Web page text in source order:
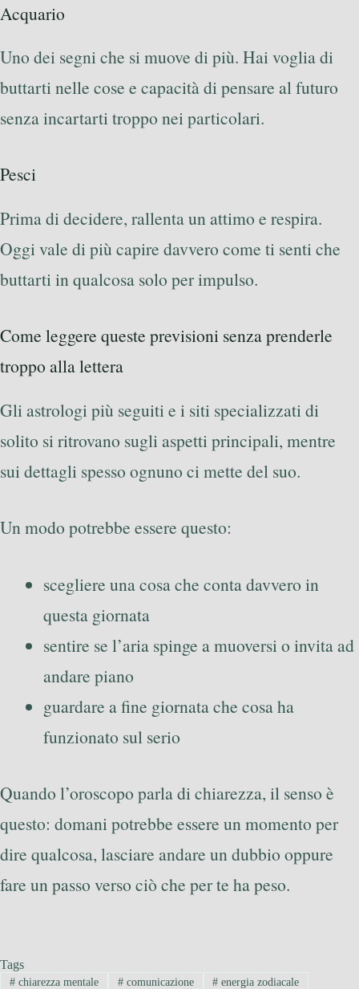
Acquario
Uno dei segni che si muove di più. Hai voglia di
buttarti nelle cose e capacità di pensare al futuro
senza incartarti troppo nei particolari.
Pesci
Prima di decidere, rallenta un attimo e respira.
Oggi vale di più capire davvero come ti senti che
buttarti in qualcosa solo per impulso.
Come leggere queste previsioni senza prenderle
troppo alla lettera
Gli astrologi più seguiti e i siti specializzati di
solito si ritrovano sugli aspetti principali, mentre
sui dettagli spesso ognuno ci mette del suo.
Un modo potrebbe essere questo:
scegliere una cosa che conta davvero in
questa giornata
sentire se l’aria spinge a muoversi o invita ad
andare piano
guardare a fine giornata che cosa ha
funzionato sul serio
Quando l’oroscopo parla di chiarezza, il senso è
questo: domani potrebbe essere un momento per
dire qualcosa, lasciare andare un dubbio oppure
fare un passo verso ciò che per te ha peso.
Tags
#chiarezza mentale #comunicazione # energia zodiacale